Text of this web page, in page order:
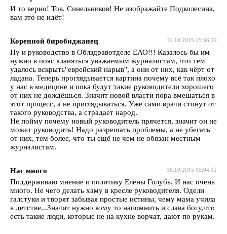
И то верно! Тов. Синельников! Не изображайте Подколесина,
вам это не идёт!
19.10.2015 15:36:19
Коренной биробиджанец
Ну и руководство в Облздравотделе ЕАО!!! Казалось бы им
нужно в пояс кланяться уважаемым журналистам, что тем
удалось вскрыть"еврейский нарыв", а они от них, как чёрт от
ладана. Теперь проглядывается картина почему всё так плохо
у нас в медицине и пока будут такие руководители хорошего
от них не дождёшься. Значит новой власти пора вмешаться в
этот процесс, а не приглядываться. Уже сами врачи стонут от
такого руководства, а страдает народ.
Не пойму почему новый руководитель прячется, значит он не
может руководить! Надо разрешать проблемы, а не убегать
от них, тем более, что ты ещё не чем не обязан местным
журналистам.
18.10.2015 10:04:12
Нас много
Поддерживаю мнение и политику Елены Голубь. И нас очень
много. Не чего делать хаму в кресле руководителя. Одели
галстуки и творят забывая простые истины, чему мама учила
в детстве...Значит нужно кому то напомнить и слава богу,что
есть такие люди, которые не на кухне ворчат, дают по рукам.